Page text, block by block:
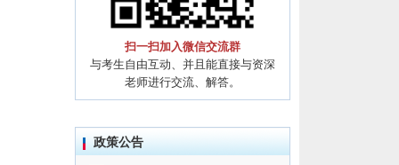
扫一扫加入微信交流群
与考生自由互动、并且能直接与资深
老师进行交流、解答。
政策公告